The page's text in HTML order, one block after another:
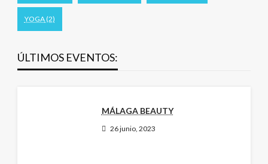
YOGA(2)
ÚLTIMOS EVENTOS:
MÁLAGA BEAUTY
26 junio, 2023